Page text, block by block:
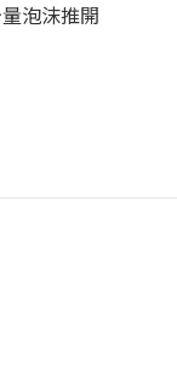
泡沫推開